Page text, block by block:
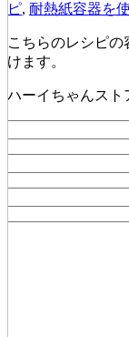
ピ, 耐熱紙容器を
こちらのレシピ
けます。
ハーイちゃんスト